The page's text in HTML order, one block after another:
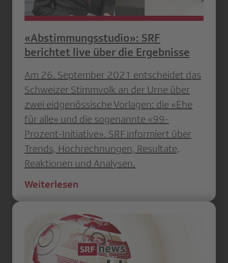
«Abstimmungsstudio»: SRF
berichtet live über die Ergebnisse
Am 26. September 2021 entscheidet das
Schweizer Stimmvolk an der Urne über
zwei eidgenössische Vorlagen: die «Ehe
für alle» und die sogenannte «99-
Prozent-Initiative». SRF informiert über
Trends, Hochrechnungen, Resultate,
Reaktionen und Analysen.
Weiterlesen